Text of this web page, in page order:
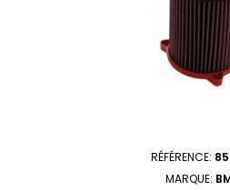
RÉFÉRENCE:
MARQUE: